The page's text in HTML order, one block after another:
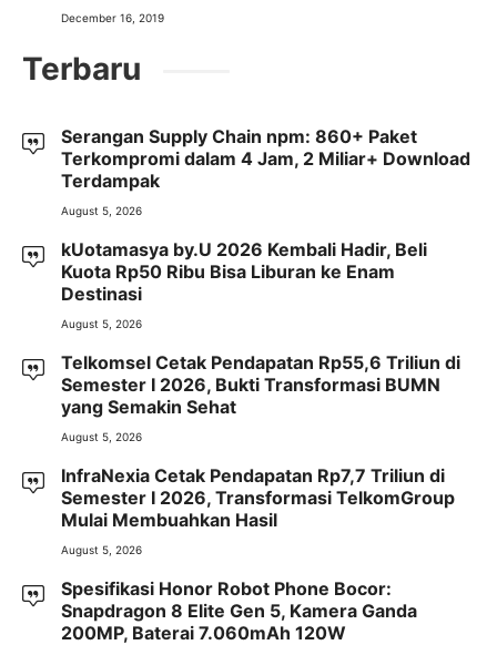
December 16, 2019
Terbaru
Serangan Supply Chain npm: 860+ Paket
Terkompromi dalam 4 Jam, 2 Miliar+ Download
Terdampak
August 5, 2026
kUotamasya by.U 2026 Kembali Hadir, Beli
Kuota Rp50 Ribu Bisa Liburan ke Enam
Destinasi
August 5, 2026
Telkomsel Cetak Pendapatan Rp55,6 Triliun di
Semester I 2026, Bukti Transformasi BUMN
yang Semakin Sehat
August 5, 2026
InfraNexia Cetak Pendapatan Rp7,7 Triliun di
Semester I 2026, Transformasi TelkomGroup
Mulai Membuahkan Hasil
August 5, 2026
Spesifikasi Honor Robot Phone Bocor:
Snapdragon 8 Elite Gen 5, Kamera Ganda
200MP, Baterai 7.060mAh 120W